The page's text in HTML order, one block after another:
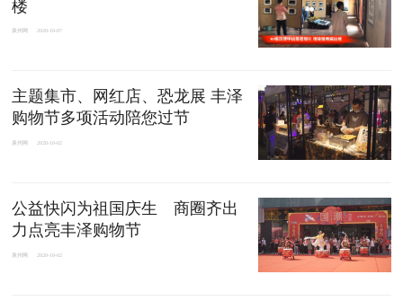
楼
泉州网 2020-10-07
主题集市、网红店、恐龙展 丰泽
购物节多项活动陪您过节
泉州网 2020-10-02
公益快闪为祖国庆生 商圈齐出
力点亮丰泽购物节
泉州网 2020-10-02